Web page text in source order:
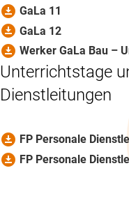
download_for_offline GaLa 11
download_for_offline GaLa 12
download_for_offline Werker GaLa Bau –
Unterrichtstage
Dienstleitungen
download_for_offline FP Personale
download_for_offline FP Personale